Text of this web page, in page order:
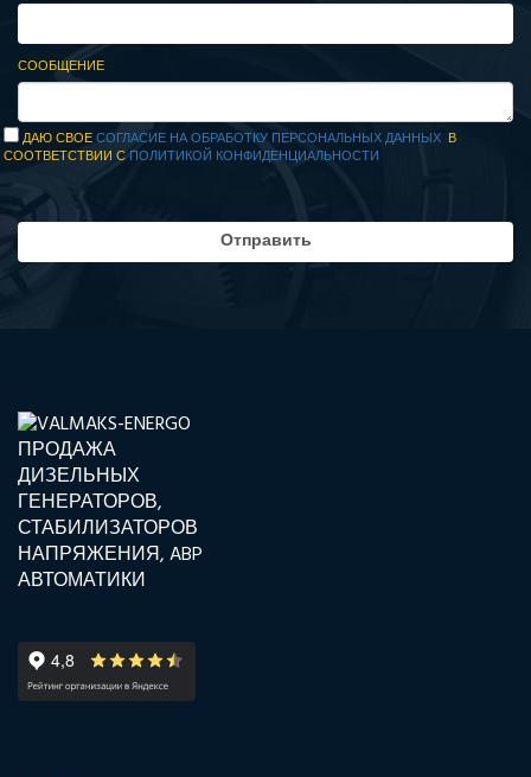
СООБЩЕНИЕ
ДАЮ СВОЕСОГЛАСИЕ НА ОБРАБОТКУ ПЕРСОНАЛЬНЫХ ДАННЫХ В
СООТВЕТСТВИИ СПОЛИТИКОЙ КОНФИДЕНЦИАЛЬНОСТИ